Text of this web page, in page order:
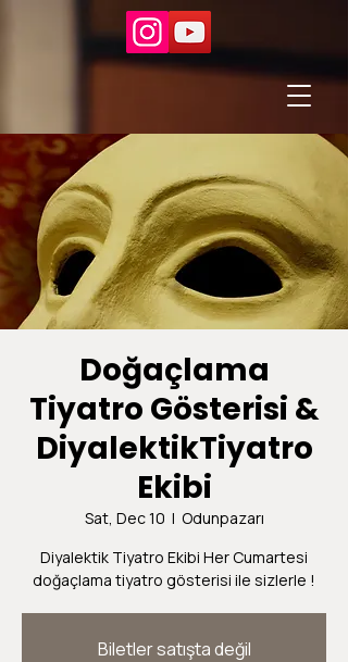
Doğaçlama
Tiyatro Gösterisi &
DiyalektikTiyatro
Ekibi
Sat, Dec 10
  |
Odunpazarı
Diyalektik Tiyatro Ekibi Her Cumartesi
doğaçlama tiyatro gösterisi ile sizlerle !
Biletler satışta değil